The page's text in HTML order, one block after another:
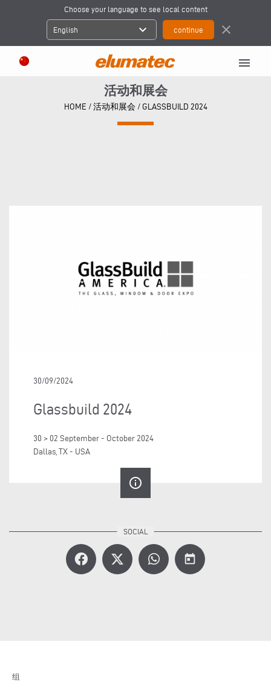
Choose your language to see local content
English expand_more close
menu
活动和展会
HOME / 活动和展会/ GLASSBUILD 2024
30/09/2024
Glassbuild 2024
30 > 02 September - October 2024
Dallas, TX - USA
info_outline
today
组